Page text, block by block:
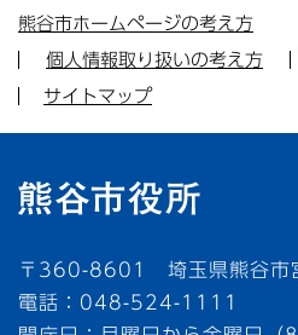
熊谷市ホームページの考え方
個人情報取り扱いの考え方
サイトマップ
〒360-8601 埼玉県熊谷市
電話：048-524-1111